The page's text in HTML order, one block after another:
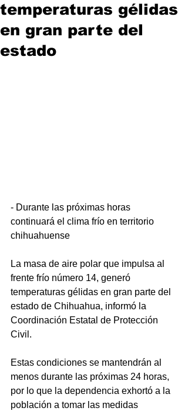
temperaturas gélidas
en gran parte del
estado
- Durante las próximas horas
continuará el clima frío en territorio
chihuahuense
La masa de aire polar que impulsa al
frente frío número 14, generó
temperaturas gélidas en gran parte del
estado de Chihuahua, informó la
Coordinación Estatal de Protección
Civil.
Estas condiciones se mantendrán al
menos durante las próximas 24 horas,
por lo que la dependencia exhortó a la
población a tomar las medidas